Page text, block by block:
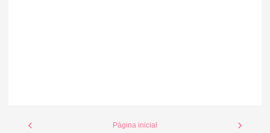
‹ ›
Página inicial